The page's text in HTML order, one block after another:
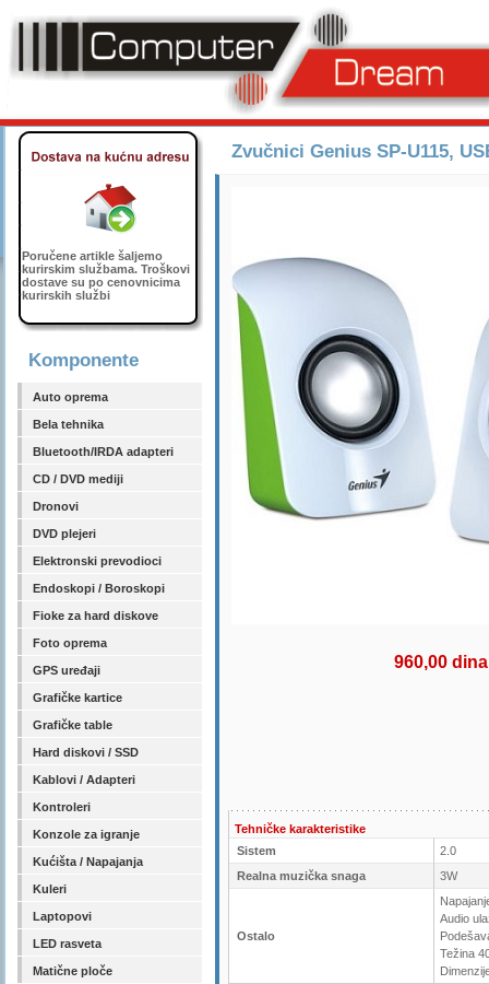
Poručene artikle šaljemo
kurirskim službama. Troškovi
dostave su po cenovnicima
kurirskih službi
Komponente
Auto oprema
Bela tehnika
Bluetooth/IRDA adapteri
CD / DVD mediji
Dronovi
DVD plejeri
Elektronski prevodioci
Endoskopi / Boroskopi
Fioke za hard diskove
Foto oprema
GPS uređaji
Grafičke kartice
Grafičke table
Hard diskovi / SSD
Kablovi / Adapteri
Kontroleri
Konzole za igranje
Kućišta / Napajanja
Kuleri
Laptopovi
LED rasveta
Matične ploče
Zvučnici Genius SP-U115,
960,00
Tehničke karakteristike
Sistem
2.0
Realna muzička snaga
3W
Ostalo
Audio
Težina